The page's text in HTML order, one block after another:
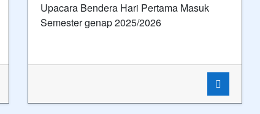
Upacara Bendera Hari Pertama Masuk
Semester genap 2025/2026